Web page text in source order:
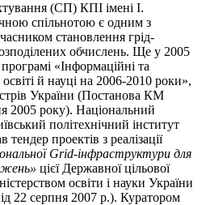
(СП) КПІ імені І.
спільнотою є одним з
становлення грід-
обчислень. Ще у 2005
«Інформаційні та
освіті й науці на 2006-2010 роки»,
України (Постанова КМ
2005 року). Національний
політехнічний інститут
тендер проектів з реалізації
Grid-інфраструктури для
цієї Державної цільової
освіти і науки України
22 серпня 2007 р.). Куратором